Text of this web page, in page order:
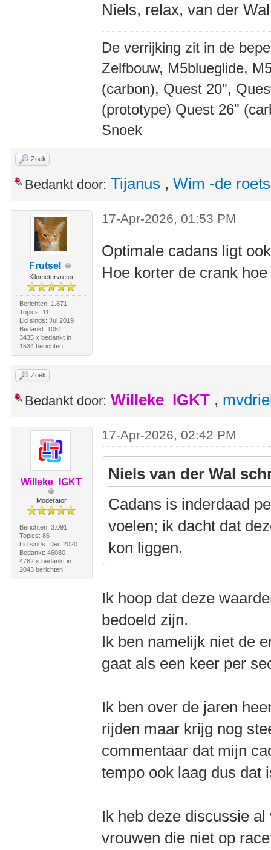
Niels, relax, van der Wal
De verrijking zit in de
Zelfbouw, M5blueglide,
(carbon), Quest 20",
(prototype) Quest 26"
Snoek
Zoek
Bedankt door: Tijanus , Wim -de
Frutsel
Kilometervreter
Berichten: 1.871
Topics: 11
Lid sinds: Jul 2019
Bedankt: 1051
3435 x bedankt in
1534 berichten
17-Apr-2026, 01:53 PM
Optimale cadans ligt
Hoe korter de crank
Zoek
Bedankt door: Willeke_IGKT ,
Willeke_IGKT
Moderator
Berichten: 3.091
Topics: 86
Lid sinds: Dec 2020
Bedankt: 46080
4762 x bedankt in
2043 berichten
17-Apr-2026, 02:42 PM
Niels van der Wal
Cadans is inderdaad
voelen; ik dacht dat
kon liggen.
Ik hoop dat deze
bedoeld zijn.
Ik ben namelijk niet de
gaat als een keer per
Ik ben over de jaren
rijden maar krijg nog
commentaar dat mijn
tempo ook laag dus dat
Ik heb deze discussie
vrouwen die niet op